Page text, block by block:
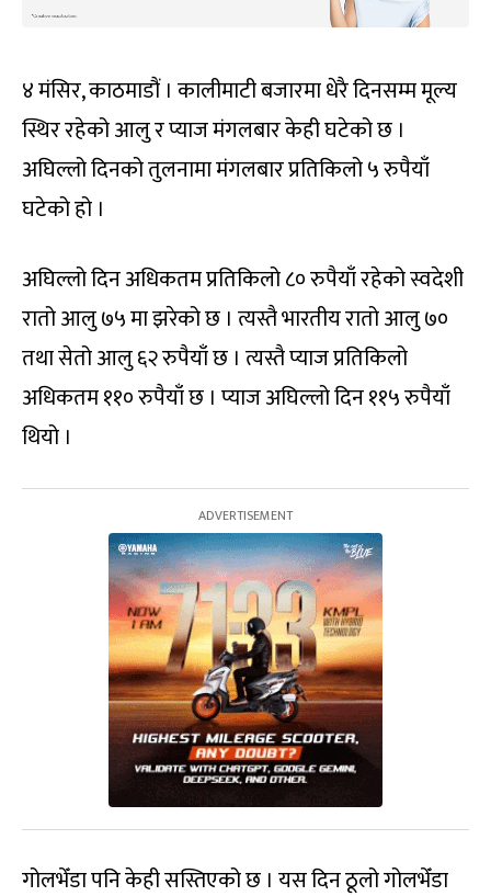
४ मंसिर, काठमाडौं । कालीमाटी बजारमा धेरै दिनसम्म मूल्य
स्थिर रहेको आलु र प्याज मंगलबार केही घटेको छ ।
अघिल्लो दिनको तुलनामा मंगलबार प्रतिकिलो ५ रुपैयाँ
घटेको हो ।
अघिल्लो दिन अधिकतम प्रतिकिलो ८० रुपैयाँ रहेको स्वदेशी
रातो आलु ७५ मा झरेको छ । त्यस्तै भारतीय रातो आलु ७०
तथा सेतो आलु ६२ रुपैयाँ छ । त्यस्तै प्याज प्रतिकिलो
अधिकतम ११० रुपैयाँ छ । प्याज अघिल्लो दिन ११५ रुपैयाँ
थियो ।
गोलभेँडा पनि केही सस्तिएको छ । यस दिन ठूलो गोलभेँडा